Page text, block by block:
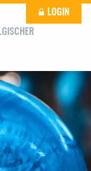
LOGIN